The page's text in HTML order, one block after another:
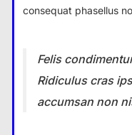
consequat phasellus
Felis
Ridiculus cras
accumsan non